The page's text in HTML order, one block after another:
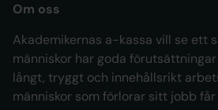
Om oss
Akademikernas a-kassa vill se ett
människor har goda
långt, tryggt och innehållsrikt
människor som förlorar sitt jobb